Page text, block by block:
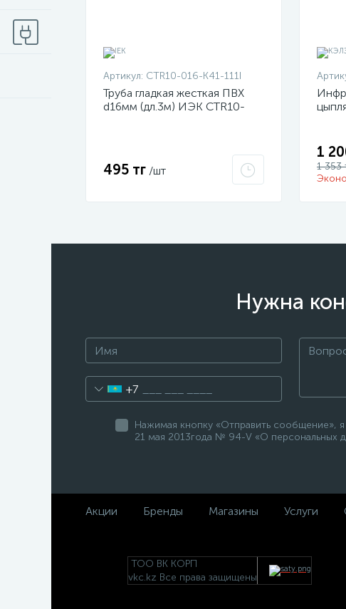
Артикул: CTR10-016-K41-111I
Труба гладкая жесткая ПВХ
d16мм (дл.3м) ИЭК CTR10-
495 тг /шт
1
1 353
Нужна
+7
Нажимая кнопку «Отправить сообщение»,
21 мая 2013года № 94-V «О персональных
Акции Бренды Магазины Услуги
ТОО ВК КОРП
vkc.kz Все права защищены